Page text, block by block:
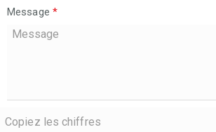
Message *